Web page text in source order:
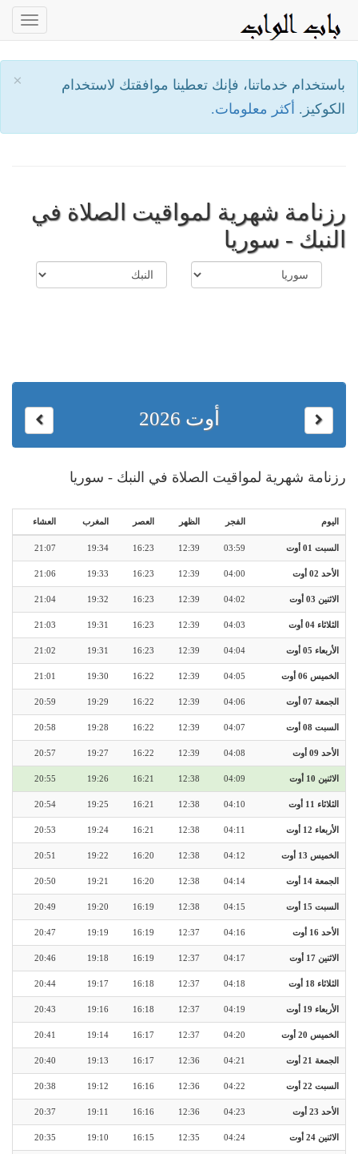
×
باستخدام خدماتنا، فإنك تعطينا موافقتك لاستخدام
الكوكيز. أكثر معلومات.
رزنامة شهرية لمواقيت الصلاة في
النبك - سوريا
أوت 2026
رزنامة شهرية لمواقيت الصلاة في النبك - سوريا
اليوم الفجر الظهر العصر المغرب العشاء
السبت 01 أوت 03:59
12:39
16:23
19:34
21:07
الأحد 02 أوت 04:00
12:39
16:23
19:33
21:06
الاثنين 03 أوت 04:02
12:39
16:23
19:32
21:04
الثلاثاء 04 أوت 04:03
12:39
16:23
19:31
21:03
الأربعاء 05 أوت 04:04
12:39
16:23
19:31
21:02
الخميس 06 أوت 04:05
12:39
16:22
19:30
21:01
الجمعة 07 أوت 04:06
12:39
16:22
19:29
20:59
السبت 08 أوت 04:07
12:39
16:22
19:28
20:58
الأحد 09 أوت 04:08
12:39
16:22
19:27
20:57
الاثنين 10 أوت 04:09
12:38
16:21
19:26
20:55
الثلاثاء 11 أوت 04:10
12:38
16:21
19:25
20:54
الأربعاء 12 أوت 04:11
12:38
16:21
19:24
20:53
الخميس 13 أوت 04:12
12:38
16:20
19:22
20:51
الجمعة 14 أوت 04:14
12:38
16:20
19:21
20:50
السبت 15 أوت 04:15
12:38
16:19
19:20
20:49
الأحد 16 أوت 04:16
12:37
16:19
19:19
20:47
الاثنين 17 أوت 04:17
12:37
16:19
19:18
20:46
الثلاثاء 18 أوت 04:18
12:37
16:18
19:17
20:44
الأربعاء 19 أوت 04:19
12:37
16:18
19:16
20:43
الخميس 20 أوت 04:20
12:37
16:17
19:14
20:41
الجمعة 21 أوت 04:21
12:36
16:17
19:13
20:40
السبت 22 أوت 04:22
12:36
16:16
19:12
20:38
الأحد 23 أوت 04:23
12:36
16:16
19:11
20:37
الاثنين 24 أوت 04:24
12:35
16:15
19:10
20:35